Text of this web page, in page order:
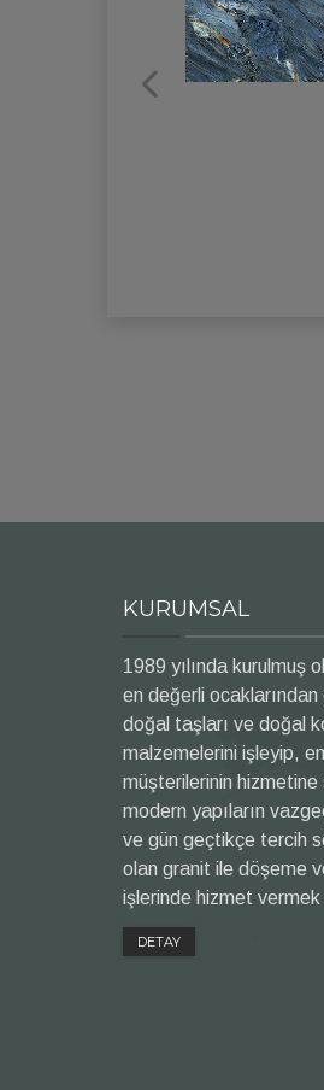
KURUMSAL
1989 yılında kurulmuş
en değerli ocaklarından
doğal taşları ve doğal
malzemelerini işleyip,
müşterilerinin hizmetine
modern yapıların
ve gün geçtikçe tercih
olan granit ile döşeme
işlerinde hizmet vermek
DETAY